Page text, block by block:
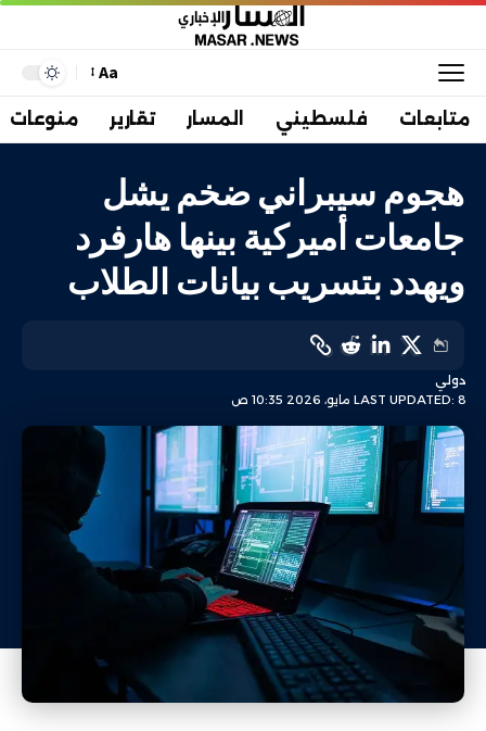
Aa
متابعات فلسطيني المسار تقارير منوعات
هجوم سيبراني ضخم يشل
جامعات أميركية بينها هارفرد
ويهدد بتسريب بيانات الطلاب
LAST UPDATED: 8 مايو، 2026 10:35 ص
دولي